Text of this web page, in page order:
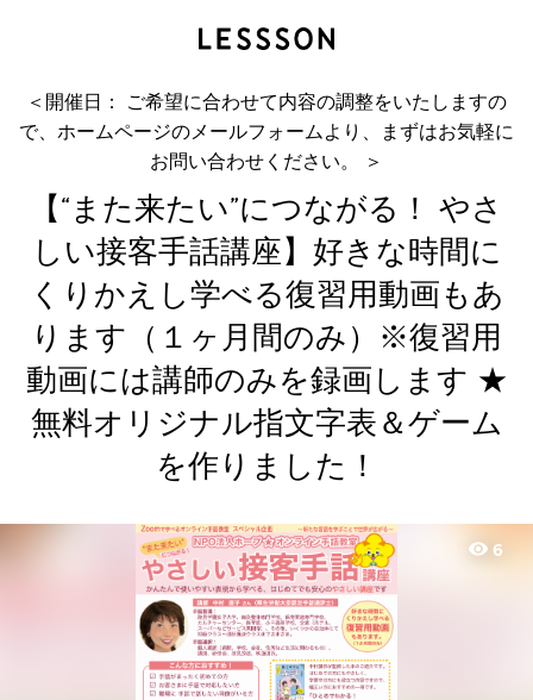
【“また来たい”につながる！ やさしい接客手話講
座】好きな時間に...
ＮＰＯ法人 ホープ
＜開催日： ご希望に合わせて内容の調整をいたしますの
で、ホームページのメールフォームより、まずはお気軽に
お問い合わせください。 ＞
【“また来たい”につながる！ やさ
しい接客手話講座】好きな時間に
くりかえし学べる復習用動画もあ
ります（１ヶ月間のみ）※復習用
動画には講師のみを録画します ★
無料オリジナル指文字表＆ゲーム
を作りました！
visibility 6